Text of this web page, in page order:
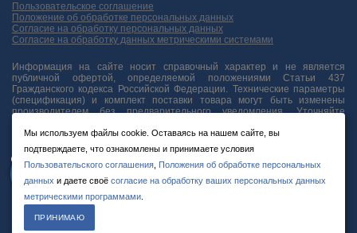
Пользовательское соглашение
Положение об обработке персональных данных
Согласие на обработку персональных данных
Согласие на обработку данных метрическими системами
Информация на сайте носит справочный характер и не является
публичной офертой, определяемой положениями Статьи 437
Гражданского кодекса Российской Федерации. Технические параметры
(спецификация) и комплект поставки товара могут быть изменены
производителем без предварительного уведомления. Уточняйте
© 2012-2026 ООО «Планк» ИНН: 7805595762 ОГРН: 1127847393827
Мы используем файлы cookie. Оставаясь на нашем сайте, вы
подтверждаете, что ознакомлены и принимаете условия
Пользовательского соглашения Положения об обработке персональных
данных и даете своё согласие на обработку ваших персональных данных
метрическими программами
ПРИНИМАЮ